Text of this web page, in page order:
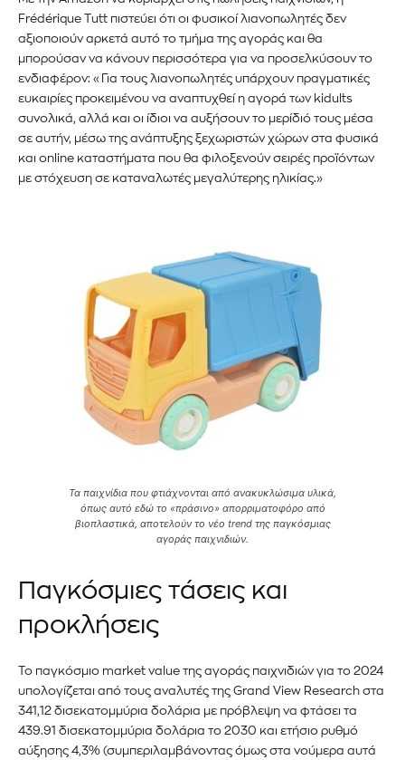
Frédérique Tutt πιστεύει ότι οι φυσικοί λιανοπωλητές δεν
αξιοποιούν αρκετά αυτό το τμήμα της αγοράς και θα
μπορούσαν να κάνουν περισσότερα για να προσελκύσουν το
ενδιαφέρον: «Για τους λιανοπωλητές υπάρχουν πραγματικές
ευκαιρίες προκειμένου να αναπτυχθεί η αγορά των kidults
συνολικά, αλλά και οι ίδιοι να αυξήσουν το μερίδιό τους μέσα
σε αυτήν, μέσω της ανάπτυξης ξεχωριστών χώρων στα φυσικά
και online καταστήματα που θα φιλοξενούν σειρές προϊόντων
με στόχευση σε καταναλωτές μεγαλύτερης ηλικίας.»
Τα παιχνίδια που φτιάχνονται από ανακυκλώσιμα υλικά,
όπως αυτό εδώ το «πράσινο» απορριματοφόρο από
βιοπλαστικά, αποτελούν το νέο trend της παγκόσμιας
αγοράς παιχνιδιών.
Παγκόσμιες τάσεις και
προκλήσεις
Το παγκόσμιο market value της αγοράς παιχνιδιών για το 2024
υπολογίζεται από τους αναλυτές της Grand View Research στα
341,12 δισεκατομμύρια δολάρια με πρόβλεψη να φτάσει τα
439.91 δισεκατομμύρια δολάρια το 2030 και ετήσιο ρυθμό
αύξησης 4,3% (συμπεριλαμβάνοντας όμως στα νούμερα αυτά